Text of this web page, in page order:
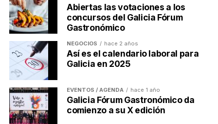
Post Views: 467
TEMAS RELACIONADOS:
INTERNACIONAL
A CONTINUACIÓN
Las Cámaras del Arco Atlántico reclaman la
creación de una macrorregión europea
NO TE PIERDAS
Las PYMEs gallegas cierran cerca de 500
reuniones internacionales en Conxemar
Abiertas las votaciones a los
concursos del Galicia Fórum
Gastronómico
NEGOCIOS hace 2 años
Así es el calendario laboral para
Galicia en 2025
EVENTOS / AGENDA hace 1 año
Galicia Fórum Gastronómico da
comienzo a su X edición